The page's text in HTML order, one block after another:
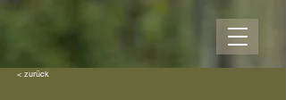
< zurück